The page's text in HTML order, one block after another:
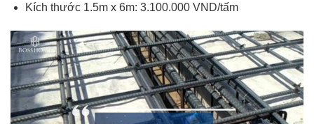
Kích thước 1.5m x 6m: 3.100.000 VND/tấm